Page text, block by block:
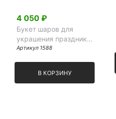
4 050 ₽
Букет шаров для
украшения праздника
"Яркий"
Артикул 1588
В КОРЗИНУ